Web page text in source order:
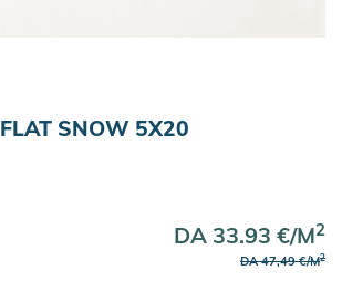
FLAT SNOW 5X20
DA 33.93 €/M2
DA 47,49 €/M2